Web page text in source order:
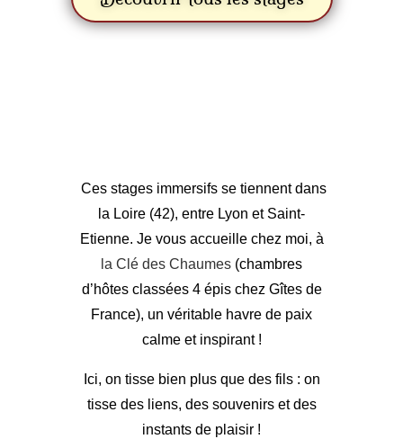
Ces stages immersifs se tiennent dans
la Loire (42), entre Lyon et Saint-
Etienne. Je vous accueille chez moi, à
la Clé des Chaumes (chambres
d’hôtes classées 4 épis chez Gîtes de
France), un véritable havre de paix
calme et inspirant !
Ici, on tisse bien plus que des fils : on
tisse des liens, des souvenirs et des
instants de plaisir !